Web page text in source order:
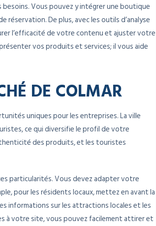
Vous pouvez y intégrer une boutique
De plus, avec les outils d’analyse
l’efficacité de votre contenu et ajuster votre
vos produits et services; il vous aide
DE COLMAR
uniques pour les entreprises. La ville
ce qui diversifie le profil de votre
des produits, et les touristes
particularités. Vous devez adapter votre
pour les résidents locaux, mettez en avant la
informations sur les attractions locales et les
à votre site, vous pouvez facilement attirer et